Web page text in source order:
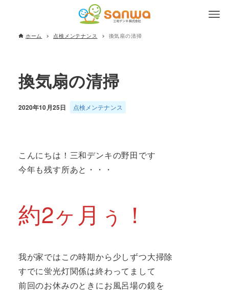
ホーム 点検メンテナンス 換気扇の清掃
換気扇の清掃
2020年10月25日 点検メンテナンス
こんにちは！三和デンキの野田です
今年も残す所あと・・・
約2ヶ月ぅ！
我が家ではこの時期から少しずつ大掃除
すでに蛍光灯関係は終わってまして
前回のお休みのときにお風呂場の鏡を